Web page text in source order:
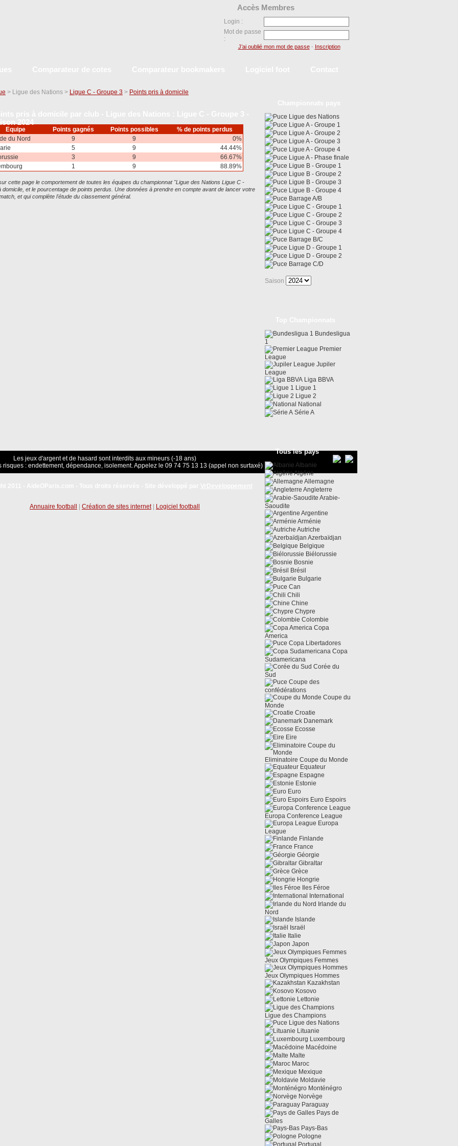
> Ligue des Nations > Ligue C - Groupe 3 > Points pris à domicile
Equipe Points gagnés Points possibles
% de points perdus
du Nord
9 9
0%
5 9
44.44%
3 9
66.67%
1 9 88.89%
cette page le comportement de toutes les équipes du championnat "Ligue des Nations Ligue C -
domicile, et le pourcentage de points perdus. Une données à prendre en compte avant de lancer votre
et qui complète l'étude du classement général.
Ligue des Nations
Ligue A - Groupe 1
Ligue A - Groupe 2
Ligue A - Groupe 3
Ligue A - Groupe 4
Ligue A - Phase finale
Ligue B - Groupe 1
Ligue B - Groupe 2
Ligue B - Groupe 3
Ligue B - Groupe 4
Barrage A/B
Ligue C - Groupe 1
Ligue C - Groupe 2
Ligue C - Groupe 3
Ligue C - Groupe 4
Barrage B/C
Ligue D - Groupe 1
Ligue D - Groupe 2
Barrage C/D
Saison
Bundesligua
1
Premier
League
Jupiler
League
Liga BBVA
Ligue 1
Ligue 2
National
Série A
Tous les pays
Albanie
Algérie
Allemagne
Angleterre
Arabie-
Saoudite
Argentine
Arménie
Autriche
Azerbaïdjan
Belgique
Biélorussie
Bosnie
Brésil
Bulgarie
Can
Chili
Chine
Chypre
Colombie
Copa
America
Copa Libertadores
Copa
Sudamericana
Corée du
Sud
Coupe des
confédérations
Coupe du
Monde
Croatie
Danemark
Ecosse
Eire
Eliminatoire Coupe du Monde
Equateur
Espagne
Estonie
Euro
Euro Espoirs
Europa Conference League
Europa
League
Finlande
France
Géorgie
Gibraltar
Grèce
Hongrie
Iles Féroe
International
Irlande du
Nord
Islande
Israël
Italie
Japon
Jeux Olympiques Femmes
Jeux Olympiques Hommes
Kazakhstan
Kosovo
Lettonie
Ligue des Champions
Ligue des Nations
Lituanie
Luxembourg
Macédoine
Malte
Maroc
Mexique
Moldavie
Monténégro
Norvège
Paraguay
Pays de
Galles
Pays-Bas
Pologne
Portugal
Les jeux d'argent et de hasard sont interdits aux mineurs (-18 ans)
risques : endettement, dépendance, isolement. Appelez le 09 74 75 13 13 (appel non surtaxé)
Annuaire football Création de sites internet| Logiciel football
Accès Membres
Login :
Mot de passe
:
J’ai oublié mon mot de passe- Inscription